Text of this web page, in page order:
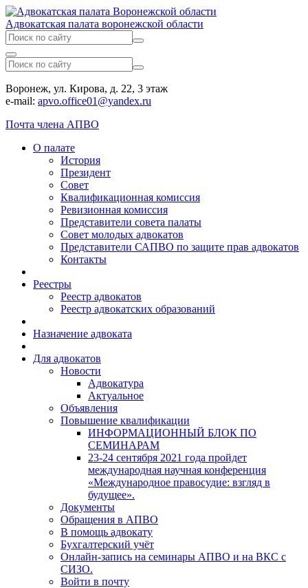
Адвокатская палата воронежской области
Воронеж, ул. Кирова, д. 22, 3 этаж
e-mail: apvo.office01@yandex.ru
Почта члена АПВО
О палате
История
Президент
Совет
Квалификационная комиссия
Ревизионная комиссия
Представители совета палаты
Совет молодых адвокатов
Представители САПВО по защите прав адвокатов
Контакты
Реестры
Реестр адвокатов
Реестр адвокатских образований
Назначение адвоката
Для адвокатов
Новости
Адвокатура
Актуальное
Объявления
Повышение квалификации
ИНФОРМАЦИОННЫЙ БЛОК ПО
СЕМИНАРАМ
23-24 сентября 2021 года пройдет
международная научная конференция
«Международное правосудие: взгляд в
будущее».
Документы
Обращения в АПВО
В помощь адвокату
Бухгалтерский учёт
Онлайн-запись на семинары АПВО и на ВКС с
СИЗО.
Войти в почту